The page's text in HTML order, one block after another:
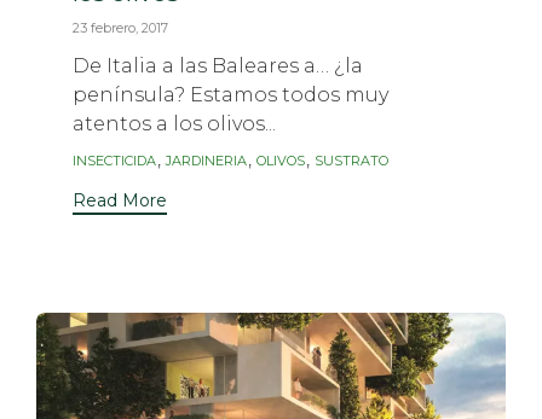
23 febrero, 2017
De Italia a las Baleares a… ¿la
península? Estamos todos muy
atentos a los olivos...
Tags
INSECTICIDA,JARDINERIA, OLIVOS, SUSTRATO
Read More